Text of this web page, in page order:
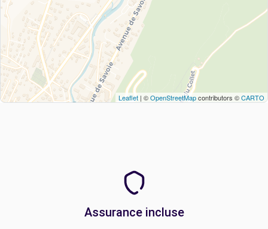
Leaflet | ©OpenStreetMapcontributors ©CARTO
Assurance incluse